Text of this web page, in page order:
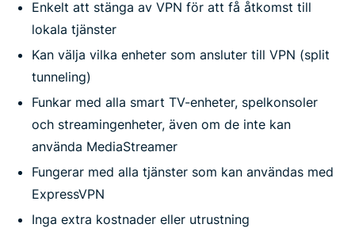
Enkelt att stänga av VPN för att få åtkomst till
lokala tjänster
Kan välja vilka enheter som ansluter till VPN (split
tunneling)
Funkar med alla smart TV-enheter, spelkonsoler
och streamingenheter, även om de inte kan
använda MediaStreamer
Fungerar med alla tjänster som kan användas med
ExpressVPN
Inga extra kostnader eller utrustning